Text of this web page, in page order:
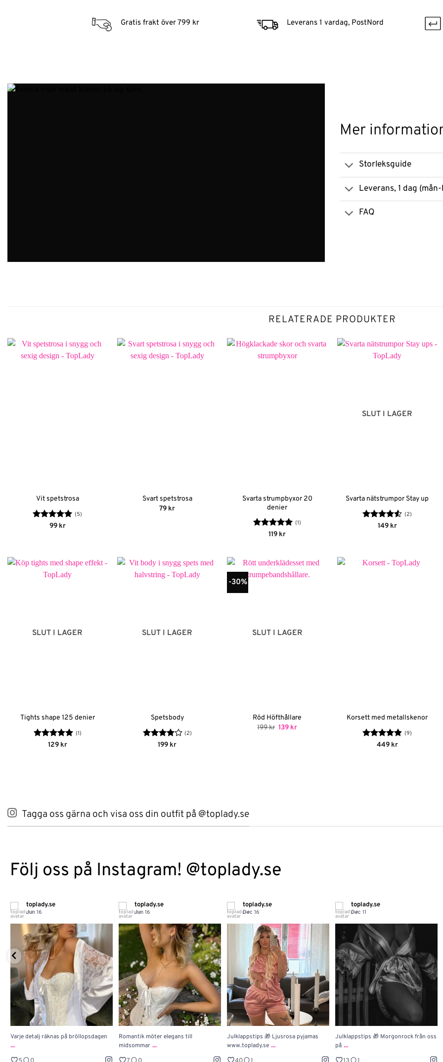
Gratis frakt över 799 kr Leverans 1 vardag, PostNord
Mer
Storleksguide
Leverans, 1 dag
FAQ
RELATERADE PRODUKTER
Vit spetstrosa
Betygsatt
(5)
99 kr
Svart spetstrosa
79 kr
Svarta strumpbyxor 20
denier
Betygsatt
(1)
119 kr
SLUT I LAGER
Svarta nätstrumpor Stay up
Betygsatt
(2)
149 kr
SLUT I LAGER
Tights shape 125 denier
Betygsatt5
(1)
129 kr
SLUT I LAGER
Spetsbody
Betygsatt
(2)
199 kr
-30%
SLUT I LAGER
Röd Höfthållare
199kr Det
139 krDet
Korsett med metallskenor
Betygsatt
(9)
449 kr
Tagga oss gärna och visa oss din outfit på @toplady.se
Följ oss på Instagram! @toplady.se
toplady.se
Jun 16
Varje detalj räknas på bröllopsdagen
...
toplady.se
Jun 16
Romantik möter elegans till
midsommar ...
toplady.se
Dec 16
Julklappstips 🎁 Ljusrosa pyjamas
www.toplady.se ...
toplady.se
Dec 11
Julklappstips 🎁 Morgonrock från oss
på ...